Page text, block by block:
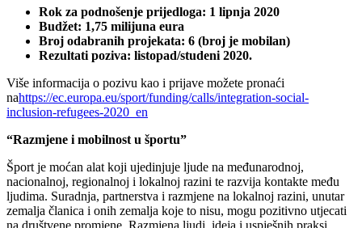
Rok za podnošenje prijedloga: 1 lipnja 2020
Budžet: 1,75 milijuna eura
Broj odabranih projekata: 6 (broj je mobilan)
Rezultati poziva: listopad/studeni 2020.
Više informacija o pozivu kao i prijave možete pronaći
nahttps://ec.europa.eu/sport/funding/calls/integration-social-
inclusion-refugees-2020_en
“Razmjene i mobilnost u športu”
Šport je moćan alat koji ujedinjuje ljude na međunarodnoj,
nacionalnoj, regionalnoj i lokalnoj razini te razvija kontakte među
ljudima. Suradnja, partnerstva i razmjene na lokalnoj razini, unutar
zemalja članica i onih zemalja koje to nisu, mogu pozitivno utjecati
na društvene promjene. Razmjena ljudi, ideja i uspješnih praksi